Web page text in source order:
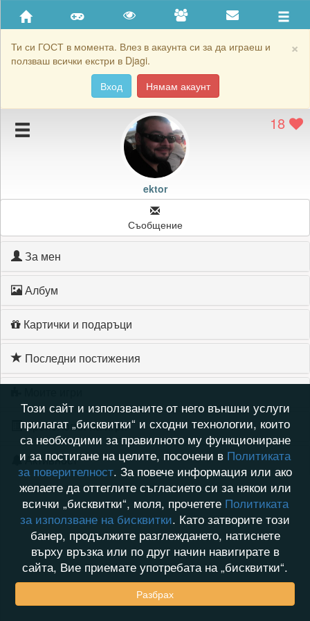
×
Ти си ГОСТ в момента. Влез в акаунта си за да играеш и
ползваш всички екстри в Djagi.
Вход
Нямам акаунт
Приятели
Хронология на игри
Подаръците на ektor 18
ektor
Съобщение
За мен
Албум
Картички и подаръци
Последни постижения
Хронология на игри
Активност
Този сайт и използваните от него външни услуги
прилагат „бисквитки“ и сходни технологии, които
са необходими за правилното му функциониране
и за постигане на целите, посочени в Политиката
за поверителност. За повече информация или ако
желаете да оттеглите съгласието си за някои или
всички „бисквитки“, моля, прочетете Политиката
за използване на бисквитки. Като затворите този
банер, продължите разглеждането, натиснете
върху връзка или по друг начин навигирате в
сайта, Вие приемате употребата на „бисквитки“.
Разбрах